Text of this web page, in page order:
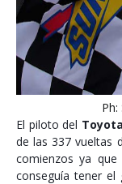
El piloto del
de las 337 vueltas
comienzos ya
conseguía tener el